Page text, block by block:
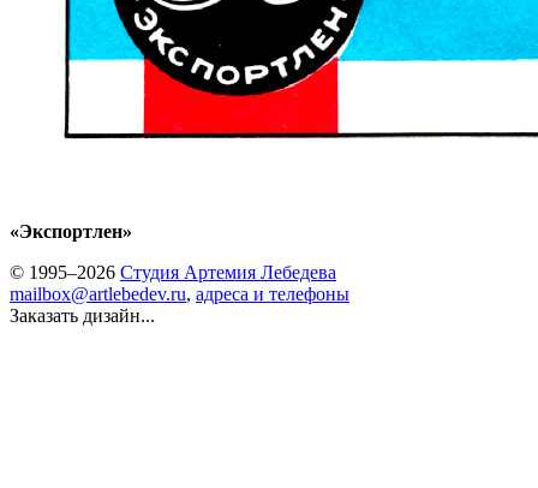
«Экспортлен»
© 1995–2026 Студия Артемия Лебедева
mailbox@artlebedev.ru, адреса и телефоны
Заказать дизайн...